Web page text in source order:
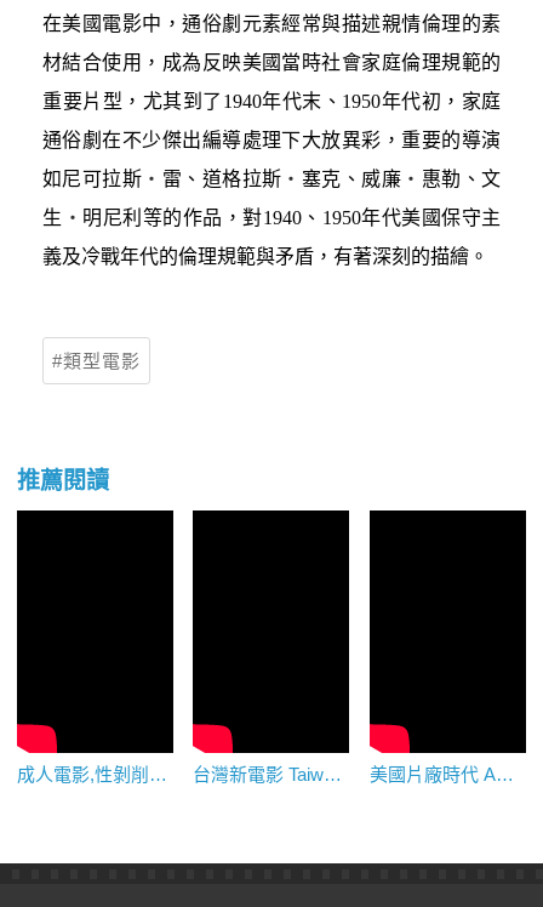
在美國電影中，通俗劇元素經常與描述親情倫理的素
材結合使用，成為反映美國當時社會家庭倫理規範的
重要片型，尤其到了1940年代末、1950年代初，家庭
通俗劇在不少傑出編導處理下大放異彩，重要的導演
如尼可拉斯 ‧ 雷、道格拉斯 ‧ 塞克、威廉 ‧ 惠勒、文
生 ‧ 明尼利等的作品，對1940、1950年代美國保守主
義及冷戰年代的倫理規範與矛盾，有著深刻的描繪。
類型電影
推薦閱讀
成人電影,性剝削電影 Sexploitation Film 台灣新電影 Taiwanese New Wave Cinema 美國片廠時代 American Studio System